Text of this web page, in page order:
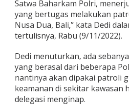
r
k
u
d
Satwa Baharkam Polri,
yang bertugas melakukan
Nusa Dua, Bali,” kata Dedi
tertulisnya, Rabu (9/11/2022).
Dedi menuturkan, ada
yang berasal dari beberapa
nantinya akan dipakai patroli
keamanan di sekitar kawasan
delegasi menginap.